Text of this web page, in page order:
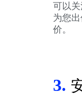
可以
为您
价。
3.